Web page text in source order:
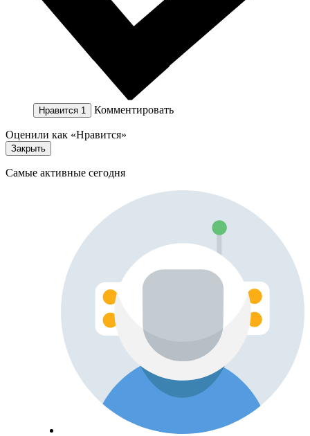
Нравится 1 Комментировать
Оценили как «Нравится»
Закрыть
Самые активные сегодня